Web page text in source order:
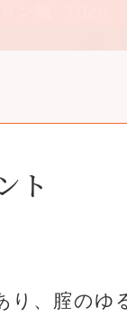
ト
り、腟のゆ